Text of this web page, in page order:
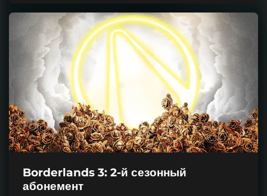
Borderlands 3: 2-й сезонный
абонемент